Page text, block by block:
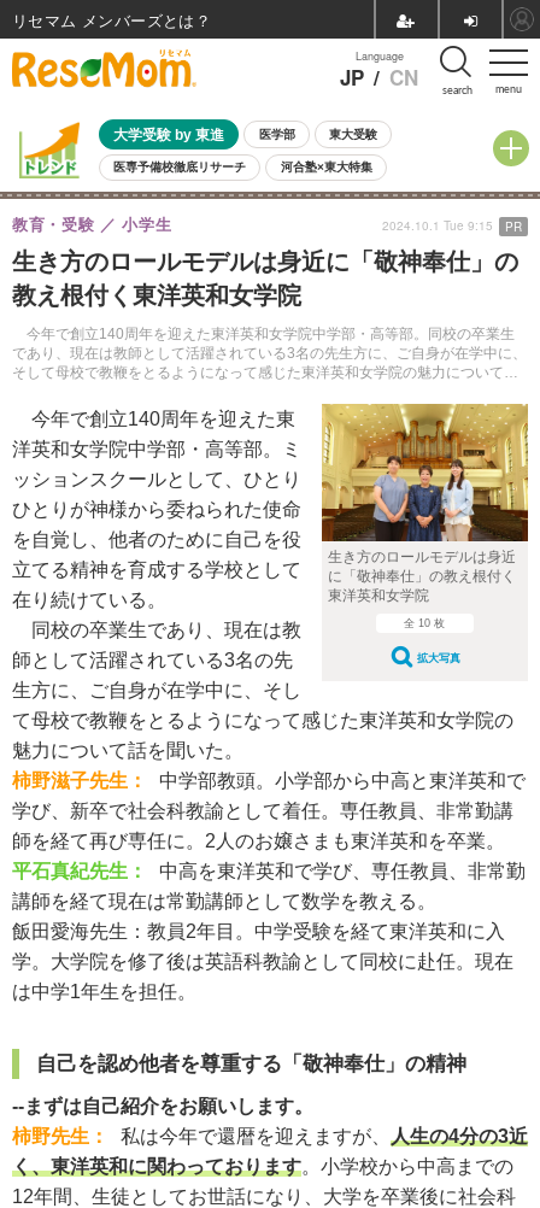
menu
Language
JP / CN search
大学受験 by 東進 医学部 東大受験
医専予備校徹底リサーチ 河合塾×東大特集
親子で考える大学選び 高校受験 中学受験 小学校受験
共通テスト 夏休み
8月開催イベント・WS 全国公立高校 過去問 人気記事
自由研究教材（小学生向け） 自由研究教材（中学生向け）
生き方のロールモデルは身近に「敬神奉仕」の
教え根付く東洋英和女学院
今年で創立140周年を迎えた東洋英和女学院中学部・高等部。同校の卒業生
であり、現在は教師として活躍されている3名の先生方に、ご自身が在学中に、
そして母校で教鞭をとるようになって感じた東洋英和女学院の魅力について話
教育・受験 小学生 2024.10.1 Tue 9:15 PR
生き方のロールモデルは身近
に「敬神奉仕」の教え根付く
東洋英和女学院
全 10 枚
拡大写真
今年で創立140周年を迎えた東
洋英和女学院中学部・高等部。ミ
ッションスクールとして、ひとり
ひとりが神様から委ねられた使命
を自覚し、他者のために自己を役
立てる精神を育成する学校として
在り続けている。
同校の卒業生であり、現在は教
師として活躍されている3名の先
生方に、ご自身が在学中に、そし
て母校で教鞭をとるようになって感じた東洋英和女学院の
魅力について話を聞いた。
柿野滋子先生：
中学部教頭。小学部から中高と東洋英和で
学び、新卒で社会科教諭として着任。専任教員、非常勤講
師を経て再び専任に。2人のお嬢さまも東洋英和を卒業。
平石真紀先生：
中高を東洋英和で学び、専任教員、非常勤
講師を経て現在は常勤講師として数学を教える。
飯田愛海先生： 教員2年目。中学受験を経て東洋英和に入
学。大学院を修了後は英語科教諭として同校に赴任。現在
は中学1年生を担任。
自己を認め他者を尊重する「敬神奉仕」の精神
--まずは自己紹介をお願いします。
柿野先生：
私は今年で還暦を迎えますが、 人生の4分の3近
く、東洋英和に関わっております。小学校から中高までの
12年間、生徒としてお世話になり、大学を卒業後に社会科
リセマム メンバーズ